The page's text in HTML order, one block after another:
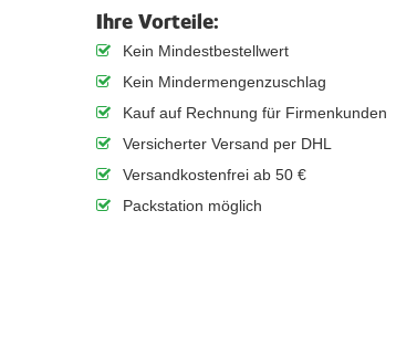
Ihre Vorteile:
Kein Mindestbestellwert
Kein Mindermengenzuschlag
Kauf auf Rechnung für Firmenkunden
Versicherter Versand per DHL
Versandkostenfrei ab 50 €
Packstation möglich